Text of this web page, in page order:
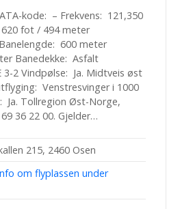
kode: – Frekvens: 121,350
fot / 494 meter
600 meter
Banedekke: Asfalt
3-2 Vindpølse: Ja. Midtveis øst
Venstresvinger i 1000
Ja. Tollregion Øst-Norge,
36 22 00. Gjelder…
215, 2460 Osen
om flyplassen under